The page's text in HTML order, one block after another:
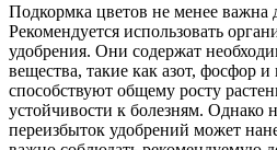
Подкормка цветов не менее важна
Рекомендуется использовать
удобрения. Они содержат
вещества, такие как азот, фосфор
способствуют общему росту
устойчивости к болезням. Однако
переизбыток удобрений может